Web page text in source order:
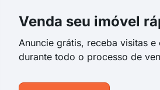
Venda seu imóvel
Anuncie grátis, receba visitas
durante todo o processo de